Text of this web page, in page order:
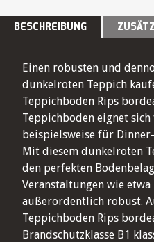
BESCHREIBUNG
Einen robusten und
dunkelroten Teppich
Teppichboden Rips
Teppichboden eignet
beispielsweise für
Mit diesem dunkelroten
den perfekten
Veranstaltungen wie etwa
außerordentlich robust.
Teppichboden Rips
Brandschutzklasse B1